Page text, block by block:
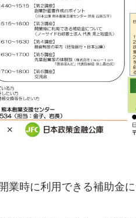
業時に利用できる補助金